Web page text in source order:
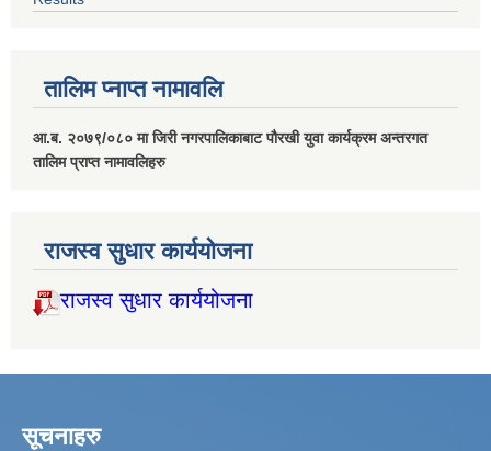
तालिम प्नाप्त नामावलि
आ.ब. २०७९/०८० मा जिरी नगरपालिकाबाट पौरखी युवा कार्यक्रम अन्तरगत
तालिम प्राप्त नामावलिहरु
राजस्व सुधार कार्ययोजना
राजस्व सुधार कार्ययोजना
सूचनाहरु